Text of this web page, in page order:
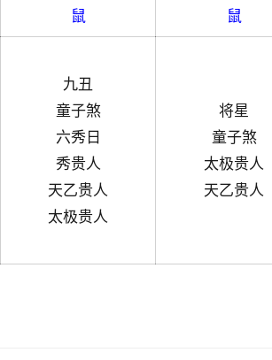
鼠 鼠
九丑
童子煞
六秀日
秀贵人
天乙贵人
太极贵人
将星
童子煞
太极贵人
天乙贵人